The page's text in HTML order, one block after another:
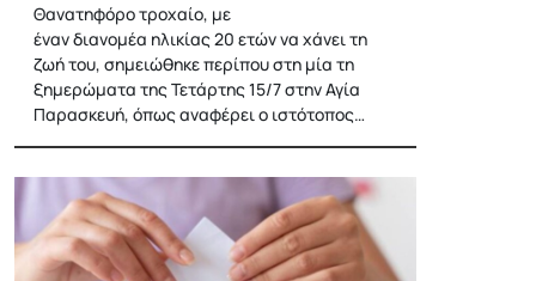
Θανατηφόρο τροχαίο, με
έναν διανομέα ηλικίας 20 ετών να χάνει τη
ζωή του, σημειώθηκε περίπου στη μία τη
ξημερώματα της Τετάρτης 15/7 στην Αγία
Παρασκευή, όπως αναφέρει ο ιστότοπος…